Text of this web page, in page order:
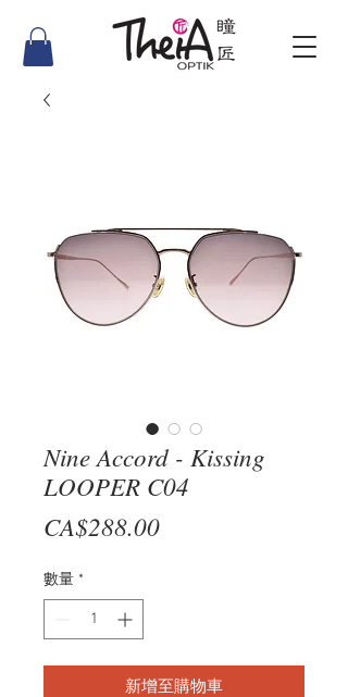
Nine Accord - Kissing
LOOPER C04
CA$288.00價
數量 *
新增至購物車